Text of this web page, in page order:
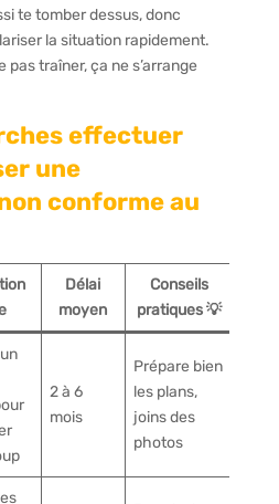
te tomber dessus, donc
la situation rapidement.
pas traîner, ça ne s’arrange
effectuer
une
conforme au
Délai
moyen
Conseils
pratiques 💡
2 à 6
mois
Prépare bien
les plans,
joins des
photos